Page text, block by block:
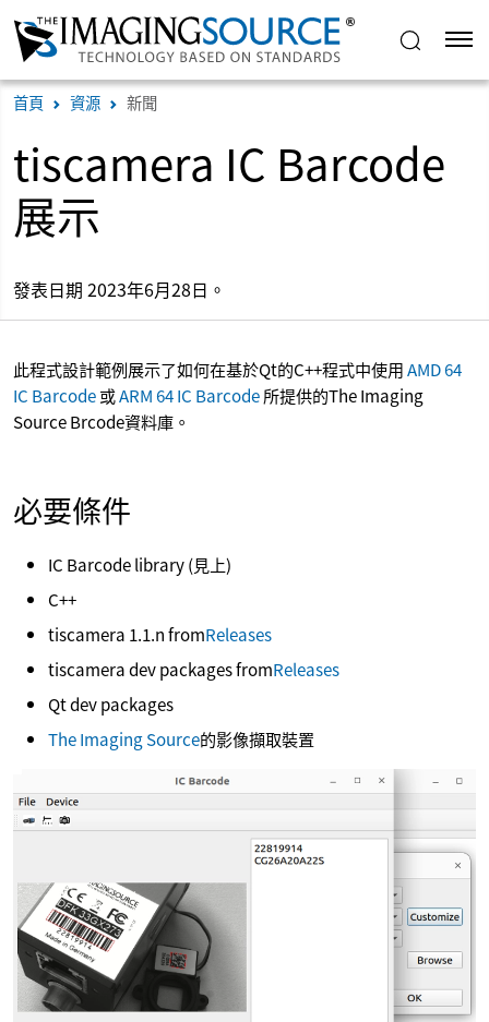
首頁 資源 新聞
tiscamera IC Barcode
展示
發表日期 2023年6月28日。
此程式設計範例展示了如何在基於Qt的C++程式中使用AMD 64
IC Barcode或ARM 64 IC Barcode所提供的The Imaging
Source Brcode資料庫。
必要條件
IC Barcode library (見上)
C++
tiscamera 1.1.n fromReleases
tiscamera dev packages fromReleases
Qt dev packages
The Imaging Source的影像擷取裝置